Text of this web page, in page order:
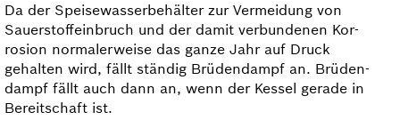
Da der Speisewasserbehälter zur Vermeidung von
Sauerstoffeinbruch und der damit verbundenen Kor­
rosion normalerweise das ganze Jahr auf Druck
gehalten wird, fällt ständig Brüdendampf an. Brüden­
dampf fällt auch dann an, wenn der Kessel gerade in
Bereitschaft ist.